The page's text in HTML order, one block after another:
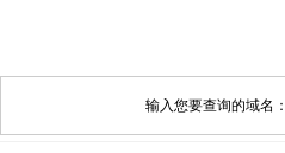
输入您要查询的域名：